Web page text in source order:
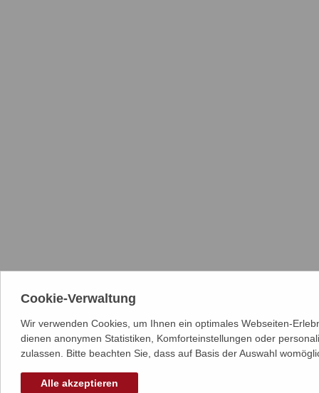
Cookie-Verwaltung
Wir verwenden Cookies, um Ihnen ein optimales Webseiten-
dienen anonymen Statistiken, Komforteinstellungen oder
zulassen. Bitte beachten Sie, dass auf Basis der Auswahl
Alle akzeptieren